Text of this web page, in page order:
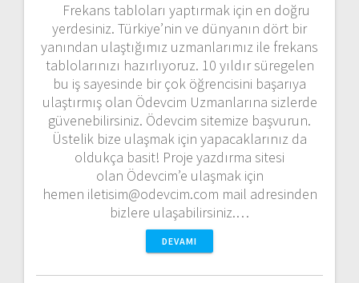
Frekans tabloları yaptırmak için en doğru
yerdesiniz. Türkiye’nin ve dünyanın dört bir
yanından ulaştığımız uzmanlarımız ile frekans
tablolarınızı hazırlıyoruz. 10 yıldır süregelen
bu iş sayesinde bir çok öğrencisini başarıya
ulaştırmış olan Ödevcim Uzmanlarına sizlerde
güvenebilirsiniz. Ödevcim sitemize başvurun.
Üstelik bize ulaşmak için yapacaklarınız da
oldukça basit! Proje yazdırma sitesi
olan Ödevcim’e ulaşmak için
hemen iletisim@odevcim.com mail adresinden
bizlere ulaşabilirsiniz.…
DEVAMI